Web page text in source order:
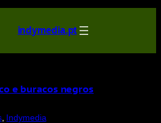
indymedia.pt
e buracos negros
, Indymedia